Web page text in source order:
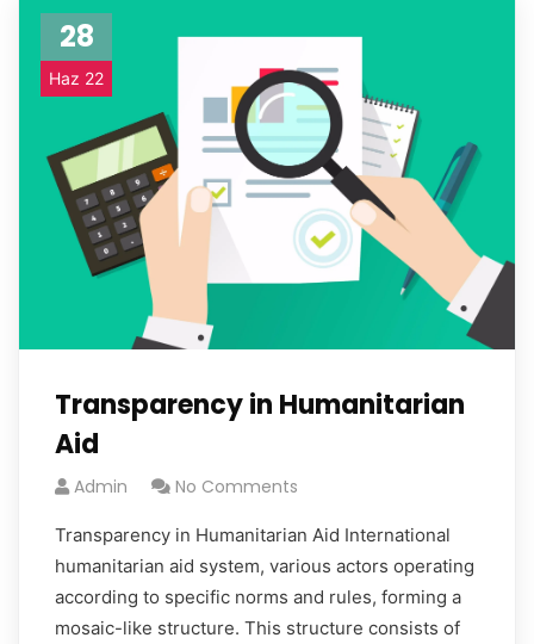
28
Haz 22
Transparency in Humanitarian
Aid
Admin No Comments
Transparency in Humanitarian Aid International
humanitarian aid system, various actors operating
according to specific norms and rules, forming a
mosaic-like structure. This structure consists of